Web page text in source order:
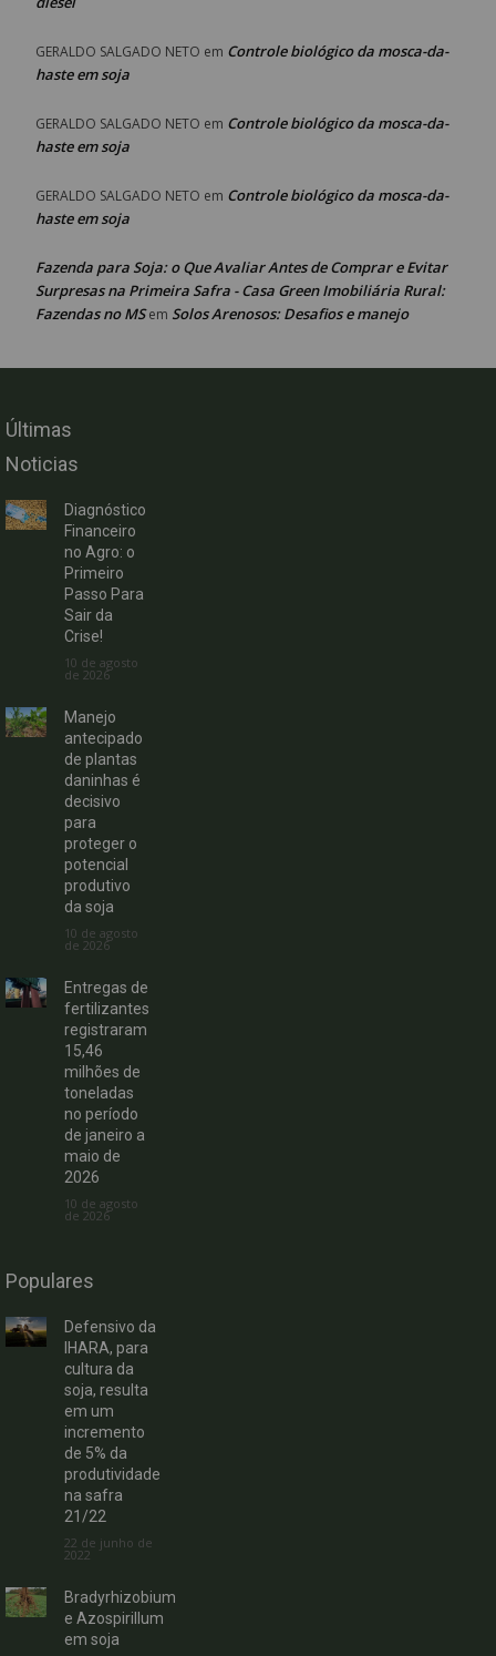
GERALDO SALGADO NETO em Controle biológico da mosca-da-
haste em soja
GERALDO SALGADO NETO em Controle biológico da mosca-da-
haste em soja
GERALDO SALGADO NETO em Controle biológico da mosca-da-
haste em soja
Fazenda para Soja: o Que Avaliar Antes de Comprar e Evitar
Surpresas na Primeira Safra - Casa Green Imobiliária Rural:
Fazendas no MSem Solos Arenosos: Desafios e manejo
Últimas
Noticias
Diagnóstico
Financeiro
no Agro: o
Primeiro
Passo Para
Sair da
Crise!
10 de agosto
de 2026
Manejo
antecipado
de plantas
daninhas é
decisivo
para
proteger o
potencial
produtivo
da soja
10 de agosto
de 2026
Entregas de
fertilizantes
registraram
15,46
milhões de
toneladas
no período
de janeiro a
maio de
2026
10 de agosto
de 2026
Populares
Defensivo da
IHARA, para
cultura da
soja, resulta
em um
incremento
de 5% da
produtividade
na safra
21/22
22 de junho de
2022
Bradyrhizobium
e Azospirillum
em soja